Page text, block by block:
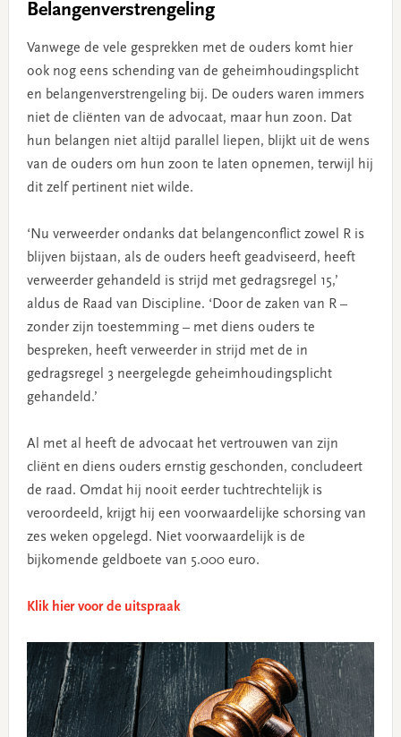
Belangenverstrengeling
Vanwege de vele gesprekken met de ouders komt hier
ook nog eens schending van de geheimhoudingsplicht
en belangenverstrengeling bij. De ouders waren immers
niet de cliënten van de advocaat, maar hun zoon. Dat
hun belangen niet altijd parallel liepen, blijkt uit de wens
van de ouders om hun zoon te laten opnemen, terwijl hij
dit zelf pertinent niet wilde.
‘Nu verweerder ondanks dat belangenconflict zowel R is
blijven bijstaan, als de ouders heeft geadviseerd, heeft
verweerder gehandeld is strijd met gedragsregel 15,’
aldus de Raad van Discipline. ‘Door de zaken van R –
zonder zijn toestemming – met diens ouders te
bespreken, heeft verweerder in strijd met de in
gedragsregel 3 neergelegde geheimhoudingsplicht
gehandeld.’
Al met al heeft de advocaat het vertrouwen van zijn
cliënt en diens ouders ernstig geschonden, concludeert
de raad. Omdat hij nooit eerder tuchtrechtelijk is
veroordeeld, krijgt hij een voorwaardelijke schorsing van
zes weken opgelegd. Niet voorwaardelijk is de
bijkomende geldboete van 5.000 euro.
Klik hier voor de uitspraak